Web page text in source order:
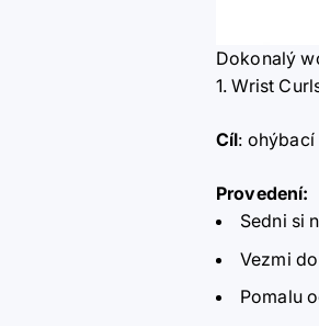
Dokonalý
1. Wrist
Cíl:
Provedení:
Sedni si
Vezmi
Pomalu